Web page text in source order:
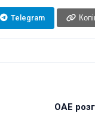
Telegram
ОАЕ